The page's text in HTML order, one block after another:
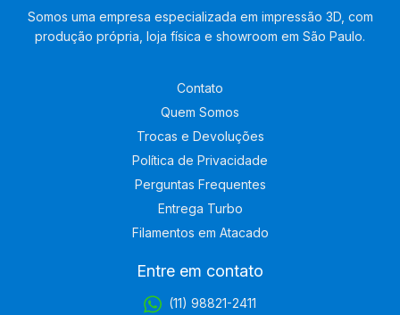
Somos uma empresa especializada em impressão 3D, com
produção própria, loja física e showroom em São Paulo.
Contato
Quem Somos
Trocas e Devoluções
Política de Privacidade
Perguntas Frequentes
Entrega Turbo
Filamentos em Atacado
Entre em contato
(11) 98821-2411